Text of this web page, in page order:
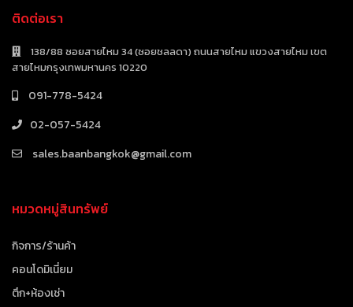
ติดต่อเรา
138/88 ซอยสายไหม 34 (ซอยชลลดา) ถนนสายไหม แขวงสายไหม เขต
สายไหมกรุงเทพมหานคร 10220
091-778-5424
02-057-5424
sales.baanbangkok@gmail.com
หมวดหมู่สินทรัพย์
กิจการ/ร้านค้า
คอนโดมิเนี่ยม
ตึก+ห้องเช่า